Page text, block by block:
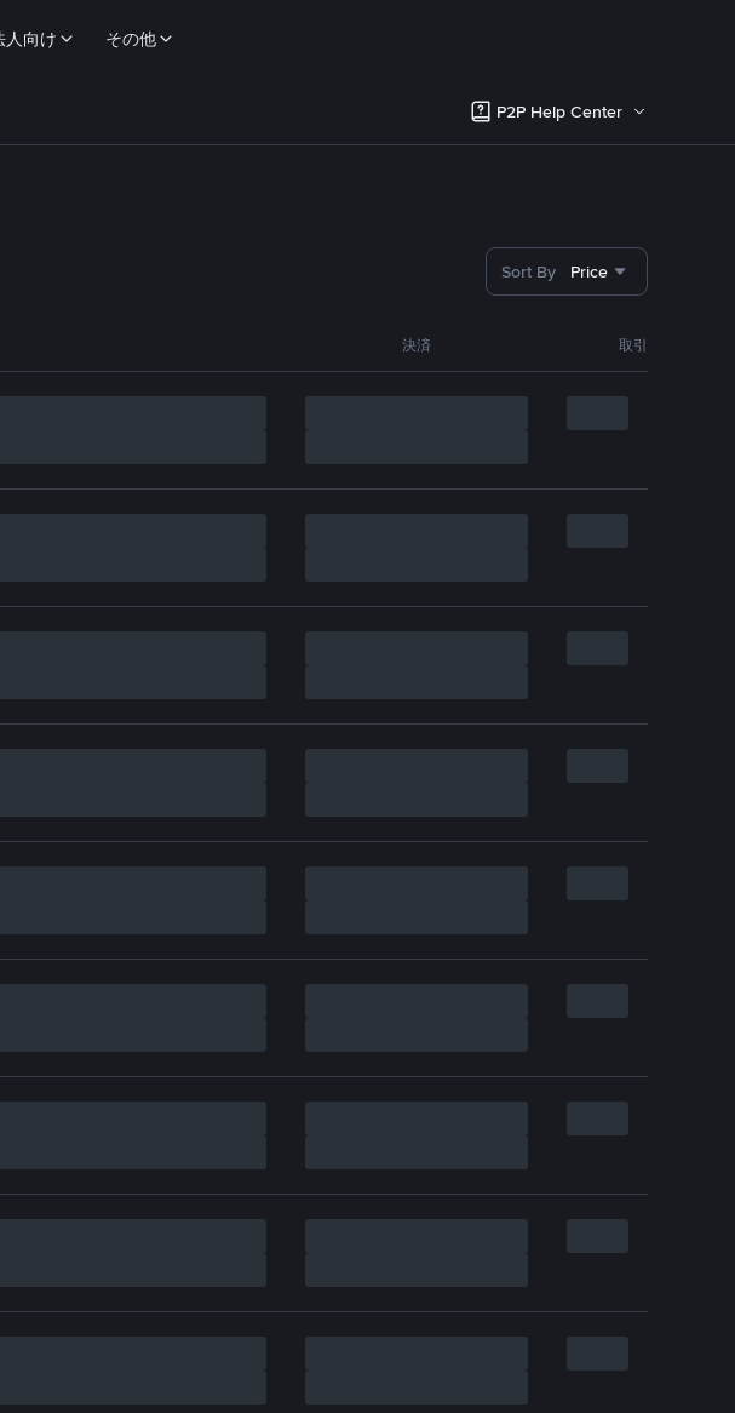
人向け その他
P2P Help Center
Sort By Price
決済 取引